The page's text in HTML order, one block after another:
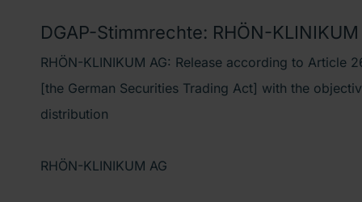
DGAP-Stimmrechte: RHÖN-
RHÖN-KLINIKUM AG: Release according to Article
[the German Securities Trading Act] with the
distribution
RHÖN-KLINIKUM AG